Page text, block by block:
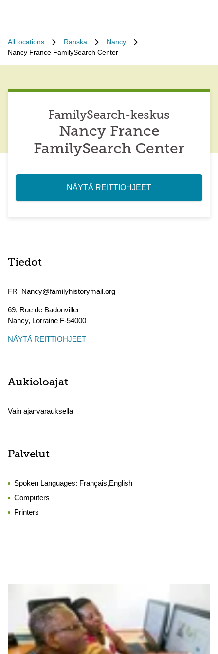
All locations Ranska
Nancy
Nancy France FamilySearch Center
FamilySearch-keskus
Nancy France
FamilySearch Center
NÄYTÄ REITTIOHJEET
Tiedot
FR_Nancy@familyhistorymail.org
69, Rue de Badonviller
Nancy, Lorraine F-54000
NÄYTÄ REITTIOHJEET
Aukioloajat
Vain ajanvarauksella
Palvelut
Spoken Languages: Français,English
Computers
Printers